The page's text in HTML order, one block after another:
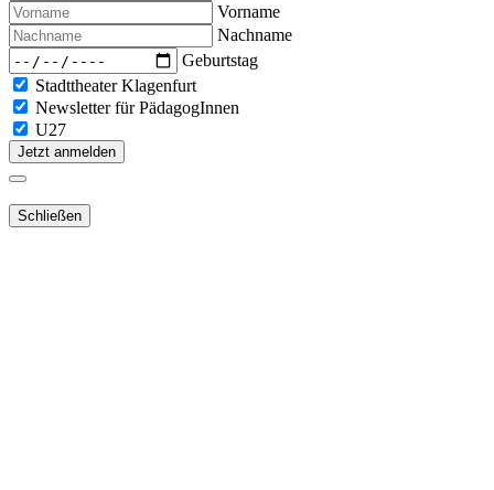
Vorname
Nachname
Geburtstag
Stadttheater Klagenfurt
Newsletter für PädagogInnen
U27
Jetzt anmelden
Schließen